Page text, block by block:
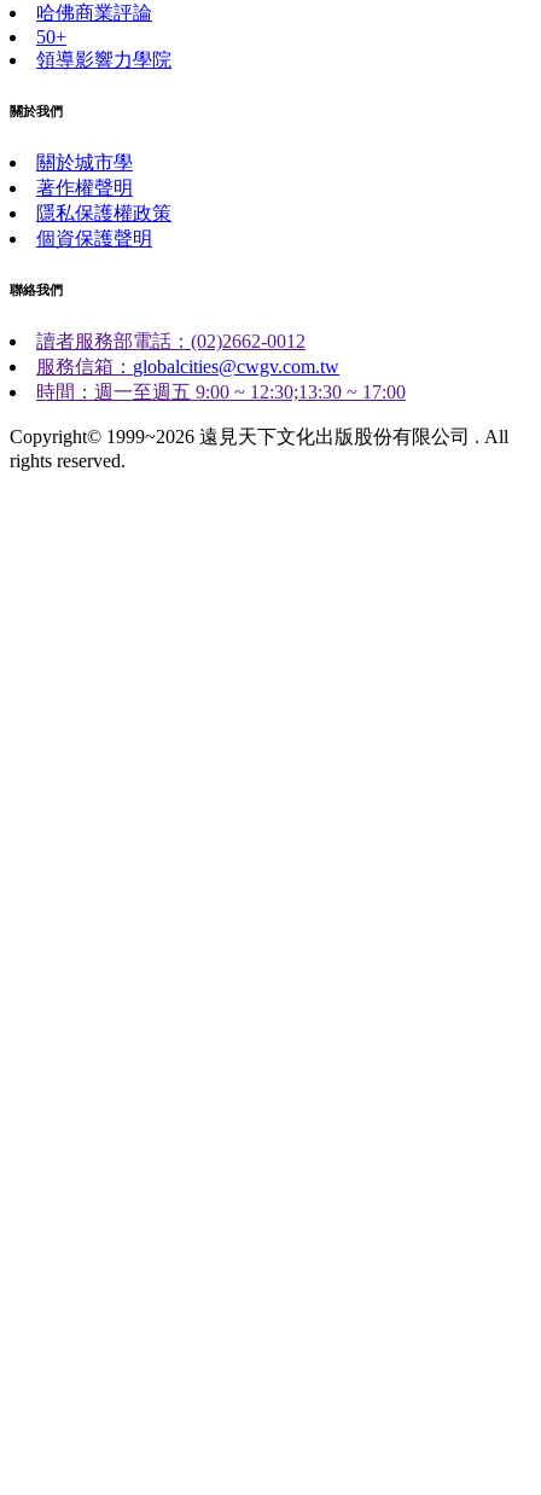
哈佛商業評論
50+
領導影響力學院
關於我們
關於城市學
著作權聲明
隱私保護權政策
個資保護聲明
聯絡我們
讀者服務部電話：(02)2662-0012
服務信箱： globalcities@cwgv.com.tw
時間：週一至週五 9:00 ~ 12:30;13:30 ~ 17:00
Copyright© 1999~2026 遠見天下文化出版股份有限公司 . All
rights reserved.